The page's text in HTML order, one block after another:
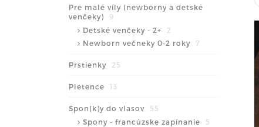
Pre malé víly (newborny a detské
venčeky)
9
Detské venčeky - 2+
2
Newborn večneky 0-2 roky
7
Prstienky 25
Pletence 13
Spon(k)y do vlasov
55
Spony - francúzske zapínanie
5